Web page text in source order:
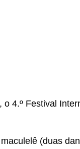
4.º Festival
(duas